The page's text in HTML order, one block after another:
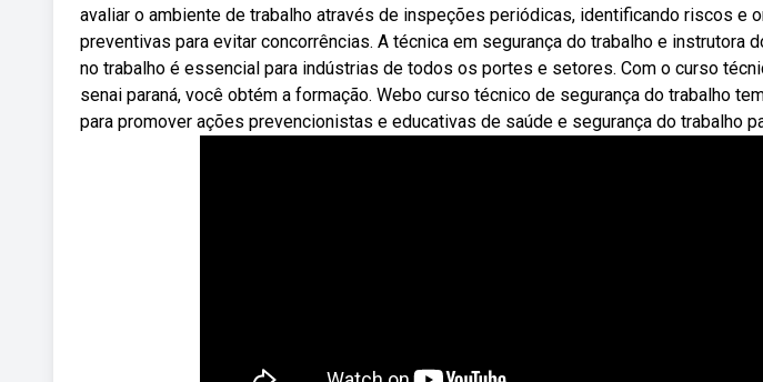
avaliar o ambiente de trabalho através de inspeções periódicas, identificando riscos e
preventivas para evitar concorrências. A técnica em segurança do trabalho e instrutora
no trabalho é essencial para indústrias de todos os portes e setores. Com o curso
senai paraná, você obtém a formação. Webo curso técnico de segurança do trabalho
para promover ações prevencionistas e educativas de saúde e segurança do trabalho